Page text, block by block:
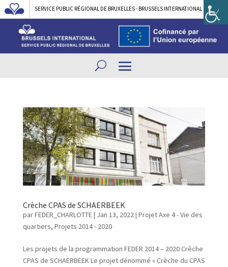
SERVICE PUBLIC RÉGIONAL DE BRUXELLES - BRUSSELS INTERNATIONAL
Crèche CPAS de SCHAERBEEK
parFEDER_CHARLOTTE| Jan 13, 2022| Projet Axe 4 - Vie des
quartiers, Projets 2014 - 2020
Les projets de la programmation FEDER 2014 – 2020 Crèche
CPAS de SCHAERBEEK Le projet dénommé « Crèche du CPAS